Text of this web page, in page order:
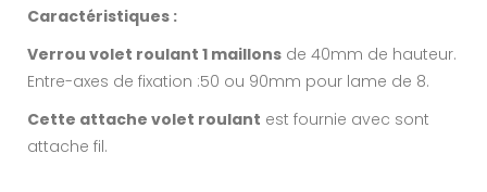
Caractéristiques :
Verrou volet roulant 1 maillons de 40mm de hauteur.
Entre-axes de fixation :50 ou 90mm pour lame de 8.
Cette attache volet roulant est fournie avec sont
attache fil.